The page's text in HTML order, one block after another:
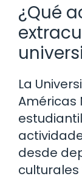
¿Qué
La
Américas
desde